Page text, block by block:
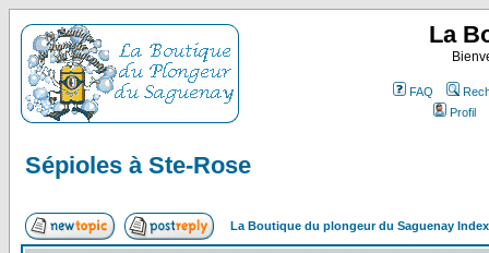
La
FAQ
Profil
Sépioles à Ste-Rose
La Boutique du plongeur du Saguenay